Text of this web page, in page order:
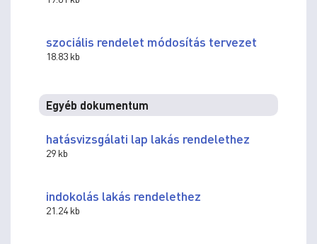
szociális rendelet módosítás tervezet
18.83 kb
Egyéb dokumentum
hatásvizsgálati lap lakás rendelethez
29 kb
indokolás lakás rendelethez
21.24 kb